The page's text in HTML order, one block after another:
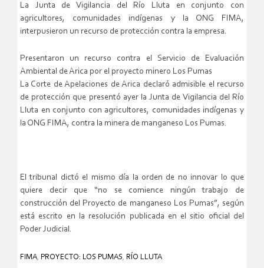
La Junta de Vigilancia del Río Lluta en conjunto con
agricultores, comunidades indígenas y la ONG FIMA,
interpusieron un recurso de protección contra la empresa.
Presentaron un recurso contra el Servicio de Evaluación
Ambiental de Arica por el proyecto minero Los Pumas
La Corte de Apelaciones de Arica declaró admisible el recurso
de protección que presentó ayer la Junta de Vigilancia del Río
Lluta en conjunto con agricultores, comunidades indígenas y
la ONG FIMA, contra la minera de manganeso Los Pumas.
El tribunal dictó el mismo día la orden de no innovar lo que
quiere decir que “no se comience ningún trabajo de
construcción del Proyecto de manganeso Los Pumas”, según
está escrito en la resolución publicada en el sitio oficial del
Poder Judicial.
FIMA, PROYECTO: LOS PUMAS, RÍO LLUTA